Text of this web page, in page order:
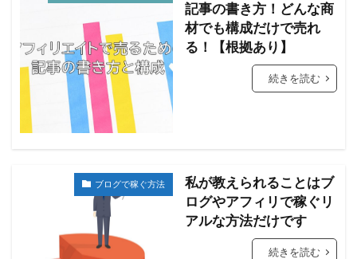
記事の書き方！どんな商
材でも構成だけで売れ
る！【根拠あり】
続きを読む
ブログで稼ぐ方法
私が教えられることはブ
ログやアフィリで稼ぐリ
アルな方法だけです
続きを読む